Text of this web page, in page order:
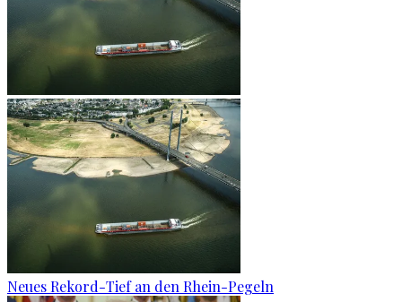
Neues Rekord-Tief an den Rhein-Pegeln